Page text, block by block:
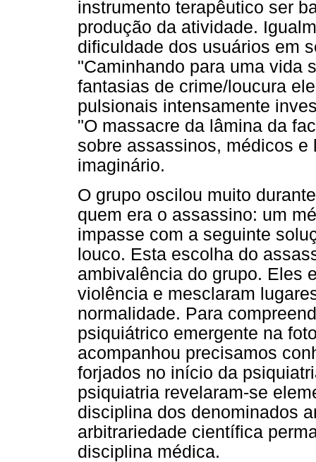
instrumento terapêutico ser
produção da atividade.
dificuldade dos usuários em
"Caminhando para uma vida
fantasias de crime/loucura
pulsionais intensamente
"O massacre da lâmina da
sobre assassinos, médicos
imaginário.
O grupo oscilou muito
quem era o assassino: um
impasse com a seguinte
louco. Esta escolha do
ambivalência do grupo. Eles
violência e mesclaram
normalidade. Para
psiquiátrico emergente na
acompanhou precisamos
forjados no início da
psiquiatria revelaram-se
disciplina dos denominados
arbitrariedade científica
disciplina médica.